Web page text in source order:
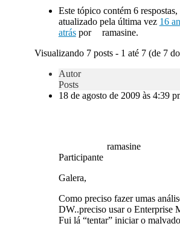
Este tópico contém 6
atualizado pela última vez 16
atráspor
ramasine.
Visualizando 7 posts - 1 até 7 (de 7
Autor
Posts
18 de agosto de 2009 às 4:39
ramasine
Participante
Galera,
Como preciso fazer umas
DW..preciso usar o Enterprise
Fui lá “tentar” iniciar o